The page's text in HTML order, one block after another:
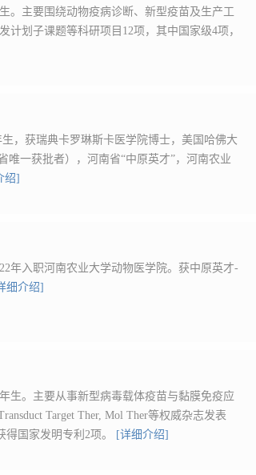
。主要围绕动物疫病诊断、新型疫苗及生产工
划子课题等科研项目12项，其中国家级4项，
，获瑞典卡罗琳斯卡医学院博士，美国哈佛大
唯一获批者），河南省“中原英才”，河南农业
绍]
年入职河南农业大学动物医学院。获中原英才-
细介绍]
生。主要从事新型病毒载体疫苗与黏膜免疫应
Target Ther, Mol Ther等权威杂志发表
得国家发明专利2项。
[详细介绍]